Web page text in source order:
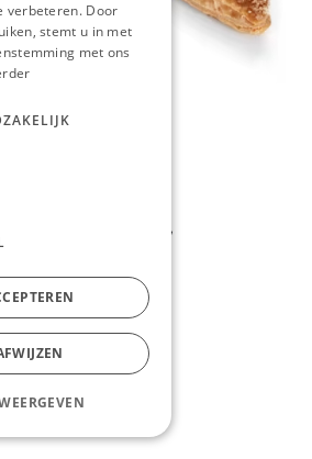
La
145 gr
aan
verbeteren. Door
stemt u in met
met ons